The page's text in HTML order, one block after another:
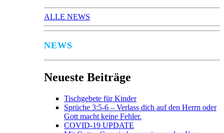
ALLE NEWS
NEWS
Neueste Beiträge
Tischgebete für Kinder
Sprüche 3:5-6 – Verlass dich auf den Herrn oder
Gott macht keine Fehler.
COVID-19 UPDATE